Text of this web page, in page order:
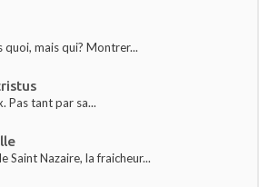
mais qui? Montrer...
Pas tant par sa...
Saint Nazaire, la fraicheur...